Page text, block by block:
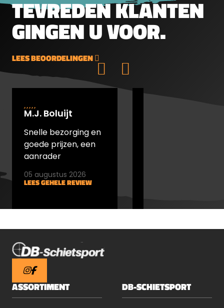
TEVREDEN KLANTEN
GINGEN U VOOR.
LEES BEOORDELINGEN
M.J. Boluijt
Snelle bezorging en
goede prijzen, een
aanrader
LEES GEHELE REVIEW
05 augustus 2026
ASSORTIMENT DB-SCHIETSPORT